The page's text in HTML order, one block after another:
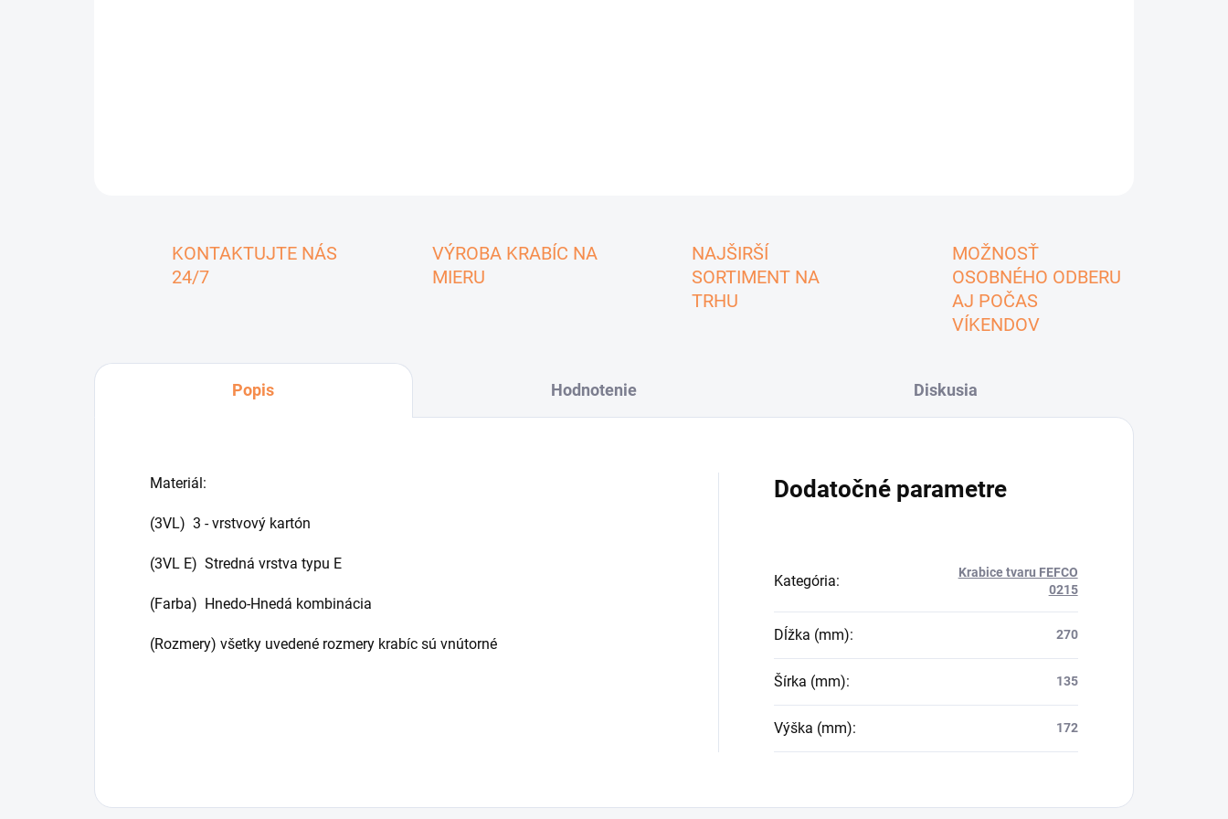
KONTAKTUJTE NÁS
24/7
VÝROBA KRABÍC NA
MIERU
NAJŠIRŠÍ
SORTIMENT NA
TRHU
MOŽNOSŤ
OSOBNÉHO ODBERU
AJ POČAS
VÍKENDOV
Popis Hodnotenie Diskusia
Materiál:
(3VL) 3 - vrstvový kartón
(3VL E) Stredná vrstva typu E
(Farba) Hnedo-Hnedá kombinácia
(Rozmery) všetky uvedené rozmery krabíc sú vnútorné
Dodatočné parametre
Kategória:
Krabice tvaru FEFCO
0215
Dĺžka (mm): 270
Šírka (mm): 135
Výška (mm): 172